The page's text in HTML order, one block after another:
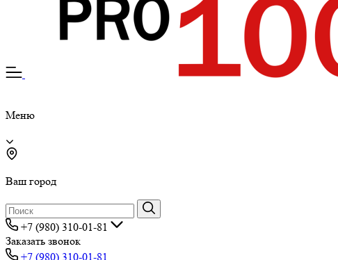
Меню
Ваш город
+7 (980) 310-01-81
Заказать звонок
+7 (980) 310-01-81